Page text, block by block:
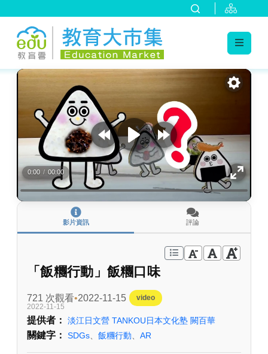
:::
0:00 / 00:00
影片資訊 評論
「飯糰行動」飯糰口味
721 次觀看 2022-11-15
video
2022-11-15
提供者： 淡江日文營 TANKOU日本文化塾 闕百華
關鍵字： SDGs 飯糰行動 AR